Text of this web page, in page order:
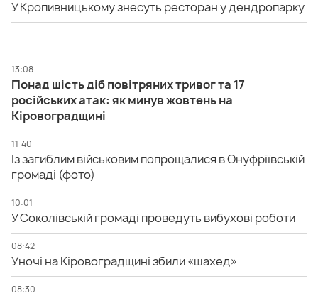
У Кропивницькому знесуть ресторан у дендропарку
13:08
Понад шість діб повітряних тривог та 17
російських атак: як минув жовтень на
Кіровоградщині
11:40
Із загиблим військовим попрощалися в Онуфріївській
громаді (фото)
10:01
У Соколівській громаді проведуть вибухові роботи
08:42
Уночі на Кіровоградщині збили «шахед»
08:30